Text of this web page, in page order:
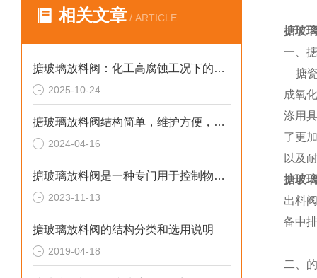
相关文章 / ARTICLE
搪玻璃放料阀：化工高腐蚀工况下的安全排料卫士
2025-10-24
搪玻璃放料阀结构简单，维护方便，降低了使用成本
2024-04-16
搪玻璃放料阀是一种专门用于控制物料流动的阀门
2023-11-13
搪玻璃放料阀的结构分类和选用说明
2019-04-18
搪玻
一、
搪瓷
成氧
涤用
了更
以及
搪玻
出料
备中
二、